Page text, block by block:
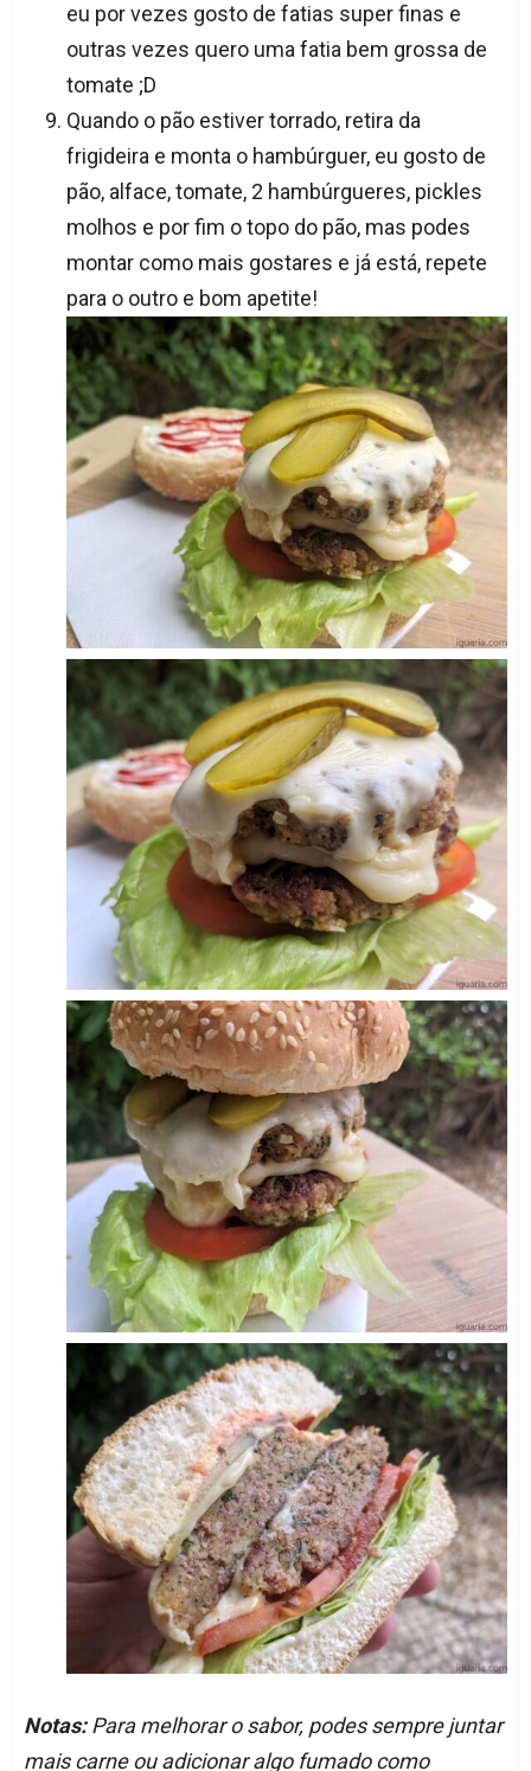
eu por vezes gosto de fatias super finas e
outras vezes quero uma fatia bem grossa de
tomate ;D
Quando o pão estiver torrado, retira da
frigideira e monta o hambúrguer, eu gosto de
pão, alface, tomate, 2 hambúrgueres, pickles
molhos e por fim o topo do pão, mas podes
montar como mais gostares e já está, repete
para o outro e bom apetite!
Notas:Para melhorar o sabor, podes sempre juntar
mais carne ou adicionar algo fumado como